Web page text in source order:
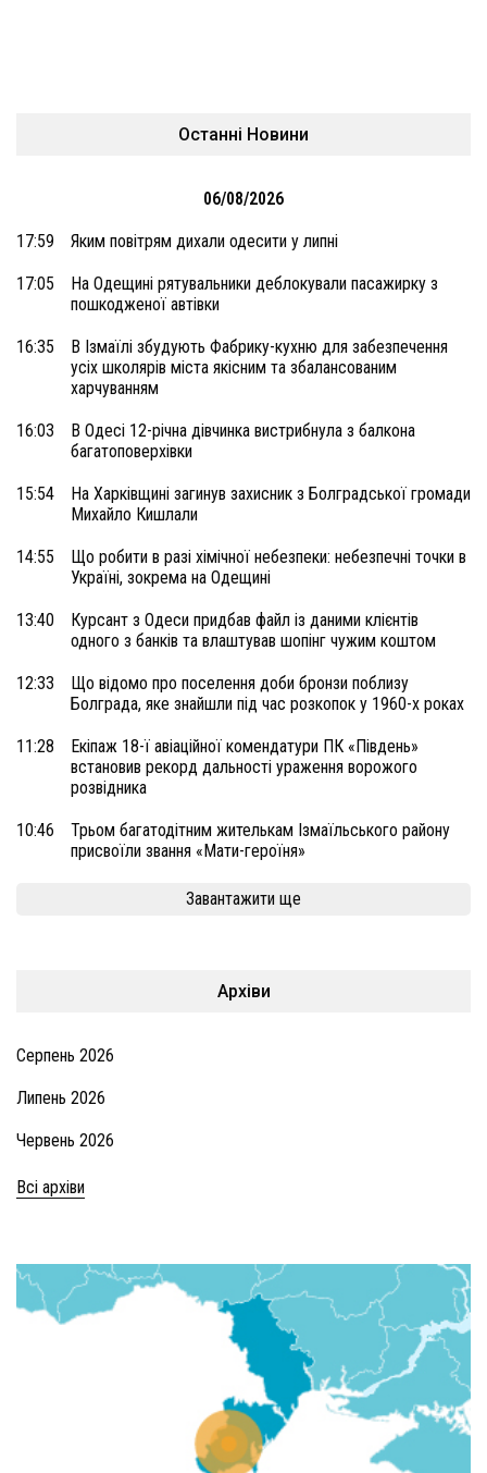
Останні Новини
06/08/2026
17:59 Яким повітрям дихали одесити у липні
17:05
На Одещині рятувальники деблокували пасажирку з
пошкодженої автівки
16:35
В Ізмаїлі збудують Фабрику-кухню для забезпечення
усіх школярів міста якісним та збалансованим
харчуванням
16:03
В Одесі 12-річна дівчинка вистрибнула з балкона
багатоповерхівки
15:54
На Харківщині загинув захисник з Болградської громади
Михайло Кишлали
14:55
Що робити в разі хімічної небезпеки: небезпечні точки в
Україні, зокрема на Одещині
13:40
Курсант з Одеси придбав файл із даними клієнтів
одного з банків та влаштував шопінг чужим коштом
12:33
Що відомо про поселення доби бронзи поблизу
Болграда, яке знайшли під час розкопок у 1960-х роках
11:28
Екіпаж 18-ї авіаційної комендатури ПК «Південь»
встановив рекорд дальності ураження ворожого
розвідника
10:46
Трьом багатодітним жителькам Ізмаїльського району
присвоїли звання «Мати-героїня»
Завантажити ще
Архіви
Серпень 2026
Липень 2026
Червень 2026
Всі архіви